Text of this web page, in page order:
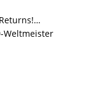
Weltmeister